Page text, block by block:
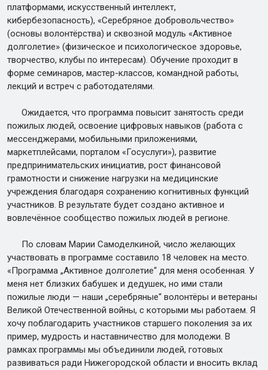
платформами, искусственный интеллект,
кибербезопасность), «Серебряное добровольчество»
(основы волонтёрства) и сквозной модуль «Активное
долголетие» (физическое и психологическое здоровье,
творчество, клубы по интересам). Обучение проходит в
форме семинаров, мастер-классов, командной работы,
лекций и встреч с работодателями.
Ожидается, что программа повысит занятость среди
пожилых людей, освоение цифровых навыков (работа с
мессенджерами, мобильными приложениями,
маркетплейсами, порталом «Госуслуги»), развитие
предпринимательских инициатив, рост финансовой
грамотности и снижение нагрузки на медицинские
учреждения благодаря сохранению когнитивных функций
участников. В результате будет создано активное и
вовлечённое сообщество пожилых людей в регионе.
По словам Марии Самоделкиной, число желающих
участвовать в программе составило 18 человек на место.
«Программа „Активное долголетие“ для меня особенная. У
меня нет близких бабушек и дедушек, но ими стали
пожилые люди — наши „серебряные“ волонтёры и ветераны
Великой Отечественной войны, с которыми мы работаем. Я
хочу поблагодарить участников старшего поколения за их
пример, мудрость и наставничество для молодежи. В
рамках программы мы объединили людей, готовых
развиваться ради Нижегородской области и вносить вклад